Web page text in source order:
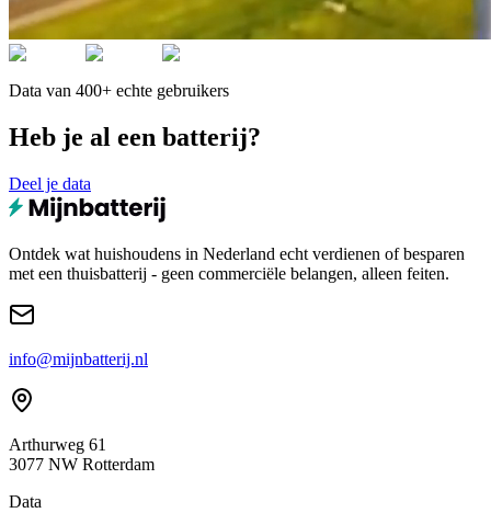
Data van 400+ echte gebruikers
Heb je al een batterij?
Deel je data
Ontdek wat huishoudens in Nederland echt verdienen of besparen
met een thuisbatterij - geen commerciële belangen, alleen feiten.
info@mijnbatterij.nl
Arthurweg 61
3077 NW Rotterdam
Data